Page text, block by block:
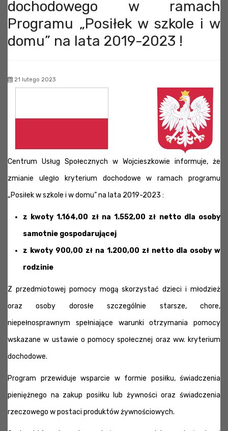
dochodowego w ramach
Programu „Posiłek w szkole i w
domu” na lata 2019-2023 !
21 lutego 2023
Centrum Usług Społecznych w Wojcieszkowie informuje, że
zmianie uległo kryterium dochodowe w ramach programu
„Posiłek w szkole i w domu” na lata 2019-2023 :
z kwoty 1.164,00 zł na 1.552,00 zł netto dla osoby
samotnie gospodarującej
z kwoty 900,00 zł na 1.200,00 zł netto dla osoby w
rodzinie
Z przedmiotowej pomocy mogą skorzystać dzieci i młodzież
oraz osoby dorosłe szczególnie starsze, chore,
niepełnosprawnym spełniające warunki otrzymania pomocy
wskazane w ustawie o pomocy społecznej oraz ww. kryterium
dochodowe.
Program przewiduje wsparcie w formie posiłku, świadczenia
pieniężnego na zakup posiłku lub żywności oraz świadczenia
rzeczowego w postaci produktów żywnościowych.